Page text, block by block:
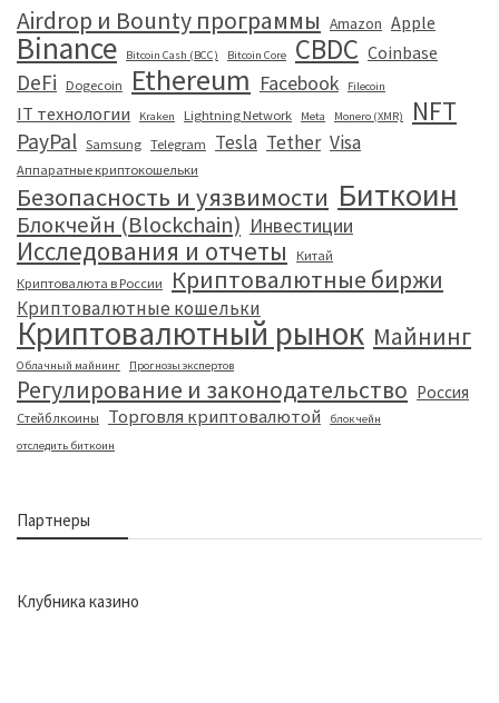
Airdrop и Bounty программы Amazon Apple
Binance Bitcoin Cash (BCC) Bitcoin Core CBDC Coinbase
DeFi Dogecoin Ethereum Facebook Filecoin
IT технологии Kraken Lightning Network Meta Monero (XMR) NFT
PayPal Samsung Telegram Tesla Tether Visa
Аппаратные криптокошельки
Безопасность и уязвимости Биткоин
Блокчейн (Blockchain) Инвестиции
Исследования и отчеты
Китай
Криптовалюта в России
Криптовалютные биржи
Криптовалютные кошельки
Криптовалютный рынок Майнинг
Облачный майнинг Прогнозы экспертов
Регулирование и законодательство Россия
Стейблкоины Торговля криптовалютой
блокчейн
отследить биткоин
Партнеры
Клубника казино